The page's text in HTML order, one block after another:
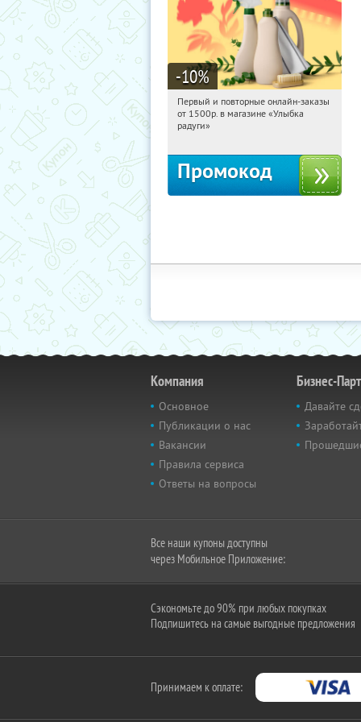
-10%
08:38:08 Получили:1
Россия
Первый и повторные онлайн-заказы
от 1500р. в магазине «Улыбка
радуги»
Промокод
Компания
Основное
Публикации о нас
Вакансии
Правила сервиса
Ответы на вопросы
Бизнес-
Давайте
Все наши купоны доступны
через Мобильное Приложение:
Сэкономьте до 90% при любых покупках
Подпишитесь на самые выгодные предложения
Принимаем к оплате: